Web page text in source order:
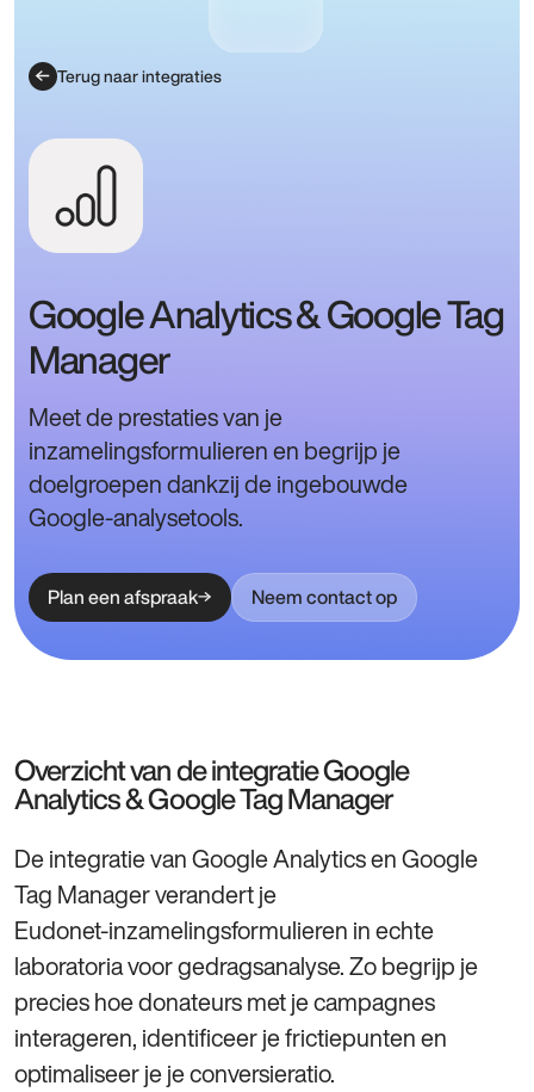
Terug naar integraties
Google Analytics & Google Tag
Manager
Meet de prestaties van je
inzamelingsformulieren en begrijp je
doelgroepen dankzij de ingebouwde
Google‑analysetools.
Plan een afspraak Neem contact op
Overzicht van de integratie Google
Analytics & Google Tag Manager
De integratie van Google Analytics en Google
Tag Manager verandert je
Eudonet‑inzamelingsformulieren in echte
laboratoria voor gedragsanalyse. Zo begrijp je
precies hoe donateurs met je campagnes
interageren, identificeer je frictiepunten en
optimaliseer je je conversieratio.